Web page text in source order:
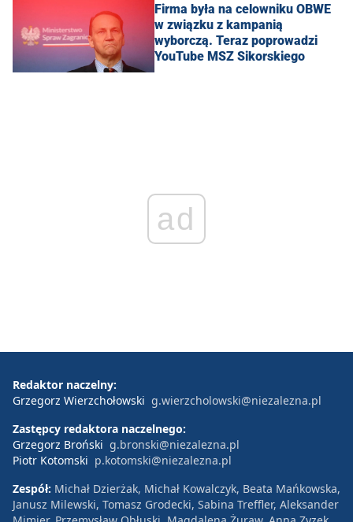
Firma była na celowniku OBWE
w związku z kampanią
wyborczą. Teraz poprowadzi
YouTube MSZ Sikorskiego
ad
Redaktor naczelny:
Grzegorz Wierzchołowski g.wierzcholowski@niezalezna.pl
Zastępcy redaktora naczelnego:
Grzegorz Broński g.bronski@niezalezna.pl
Piotr Kotomski p.kotomski@niezalezna.pl
Zespół: Michał Dzierżak, Michał Kowalczyk, Beata Mańkowska,
Janusz Milewski, Tomasz Grodecki, Sabina Treffler, Aleksander